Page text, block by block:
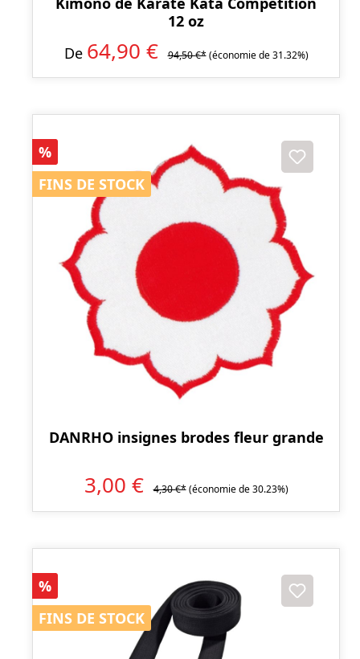
12 oz
De 64,90 € 94,50 €* (économie de 31.32%)
Réduction
%
FINS DE STOCK
FINS DE STOCK
DANRHO insignes brodes fleur grande
3,00 € 4,30 €* (économie de 30.23%)
Réduction
%
FINS DE STOCK
FINS DE STOCK